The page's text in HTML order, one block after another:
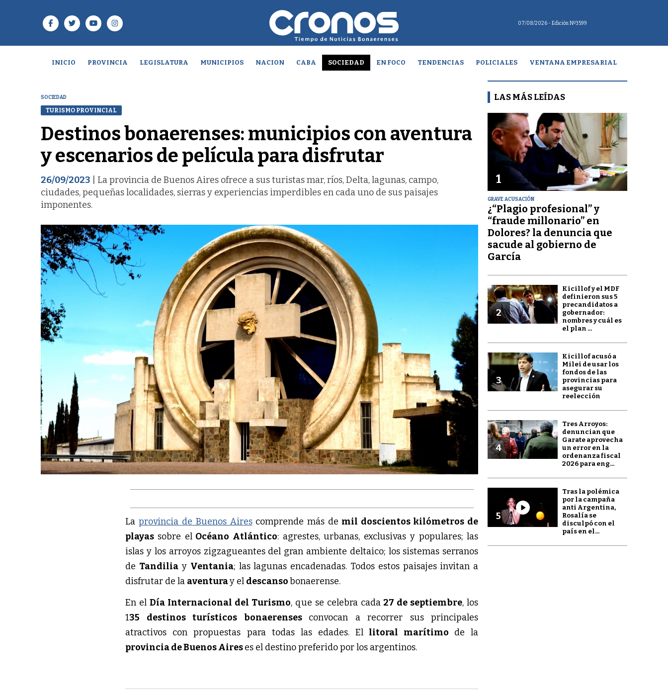
07/08/2026 - Edición Nº3599
INICIO PROVINCIA LEGISLATURA MUNICIPIOS NACION CABA SOCIEDAD EN FOCO TENDENCIAS POLICIALES VENTANA EMPRESARIAL
SOCIEDAD
TURISMO PROVINCIAL
Destinos bonaerenses: municipios con aventura
y escenarios de película para disfrutar
26/09/2023 | La provincia de Buenos Aires ofrece a sus turistas mar, ríos, Delta, lagunas, campo,
ciudades, pequeñas localidades, sierras y experiencias imperdibles en cada uno de sus paisajes
imponentes.
Laprovincia de Buenos Airescomprende más de mil doscientos kilómetros de
playas sobre elOcéano Atlántico: agrestes, urbanas, exclusivas y populares; las
islas y los arroyos zigzagueantes del gran ambiente deltaico; los sistemas serranos
de Tandilia y Ventania; las lagunas encadenadas. Todos estos paisajes invitan a
disfrutar de la aventuray el descansobonaerense.
En elDía Internacional del Turismo, que se celebra cada 27 de septiembre, los
135 destinos turísticos bonaerenses convocan a recorrer sus principales
atractivos con propuestas para todas las edades. Ellitoral marítimo de la
provincia de Buenos Aireses el destino preferido por los argentinos.
LAS MÁS LEÍDAS
1
GRAVE ACUSACIÓN
¿“Plagio profesional” y
“fraude millonario” en
Dolores? la denuncia que
sacude al gobierno de
García
2
Kicillof y el MDF
definieron sus 5
precandidatos a
gobernador:
nombres y cuál es
el plan ...
3
Kicillof acusó a
Milei de usar los
fondos de las
provincias para
asegurar su
reelección
4
Tres Arroyos:
denuncian que
Garate aprovecha
un error en la
ordenanza fiscal
2026 para eng...
5
Tras la polémica
por la campaña
anti Argentina,
Rosalía se
disculpó con el
país en el...